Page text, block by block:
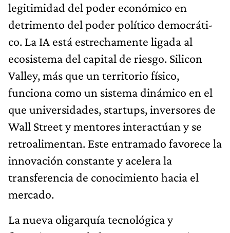
legitimidad del poder económico en
detrimento del poder político democráti­
co. La IA está estrechamente ligada al
ecosistema del capital de riesgo. Silicon
Valley, más que un territorio físico,
funciona como un sistema dinámico en el
que universidades, startups, inversores de
Wall Street y mentores interactúan y se
retroa­limentan. Este entramado favorece la
innovación constante y acelera la
transferencia de conocimiento hacia el
mercado.
La nueva oligarquía tecnológica y